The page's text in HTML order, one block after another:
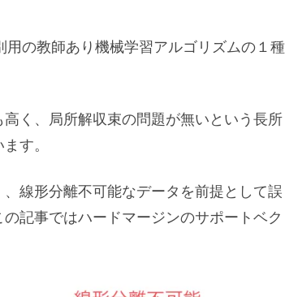
の教師あり機械学習アルゴリズムの１種
く、局所解収束の問題が無いという長所
す。
、線形分離不可能なデータを前提として誤
記事ではハードマージンのサポートベク